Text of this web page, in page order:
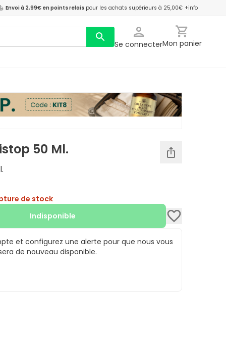
Envoi à 2,99€ en points relais pour les achats supérieurs à 25,00€ +info
Se connecterMon panier
50 Ml.
de stock
Indisponible
et configurez une alerte pour que nous vous
de nouveau disponible.